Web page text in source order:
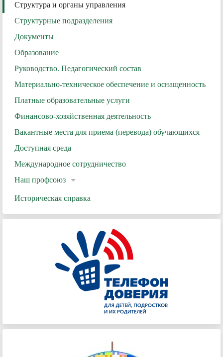
Структура и органы управления
Структурные подразделения
Документы
Образование
Руководство. Педагогический состав
Материально-техническое обеспечение и оснащенность
Платные образовательные услуги
Финансово-хозяйственная деятельность
Вакантные места для приема (перевода) обучающихся
Доступная среда
Международное сотрудничество
Наш профсоюз
Историческая справка